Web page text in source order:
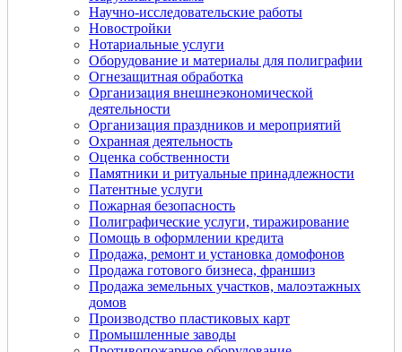
Научно-исследовательские работы
Новостройки
Нотариальные услуги
Оборудование и материалы для полиграфии
Огнезащитная обработка
Организация внешнеэкономической
деятельности
Организация праздников и мероприятий
Охранная деятельность
Оценка собственности
Памятники и ритуальные принадлежности
Патентные услуги
Пожарная безопасность
Полиграфические услуги, тиражирование
Помощь в оформлении кредита
Продажа, ремонт и установка домофонов
Продажа готового бизнеса, франшиз
Продажа земельных участков, малоэтажных
домов
Производство пластиковых карт
Промышленные заводы